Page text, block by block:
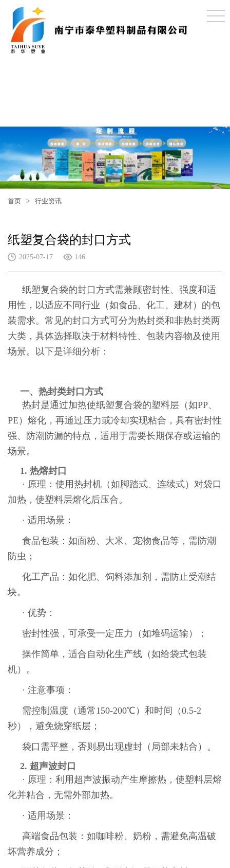
首页 > 行业资讯
纸塑复合袋的封口方式
2025-07-17 146
纸塑复合袋的封口方式需兼顾密封性、强度和适
用性，以适应不同行业（如食品、化工、建材）的包
装需求。常见的封口方式可分为热封类和非热封类两
大类，具体选择取决于材料特性、包装内容物及使用
场景。以下是详细分析：
一、热封类封口方式
热封是通过加热使纸塑复合袋的塑料层（如PP、
PE）熔化，再通过压力或冷却实现粘合，具有密封性
强、防潮防漏的特点，适用于需要长期保存或运输的
场景。
1. 热熔封口
· 原理：使用热封机（如脚踏式、连续式）对袋口
加热，使塑料层熔化后压合。
· 适用场景：
食品包装：如面粉、大米、宠物食品等，需防潮
防虫；
化工产品：如化肥、饲料添加剂，需防止受潮结
块。
· 优势：
密封性强，可承受一定压力（如堆码运输）；
操作简单，适合自动化生产线（如给袋式包装
机）。
· 注意事项：
需控制温度（通常150-200℃）和时间（0.5-2
秒），避免烧穿纸层；
袋口需平整，否则易出现虚封（局部未粘合）。
2. 超声波封口
· 原理：利用超声波振动产生摩擦热，使塑料层熔
化并粘合，无需外部加热。
· 适用场景：
高端食品包装：如咖啡粉、奶粉，需避免高温破
坏营养成分；